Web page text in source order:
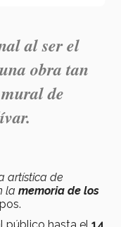
al ser el
obra tan
de
artística de
la memoria de los